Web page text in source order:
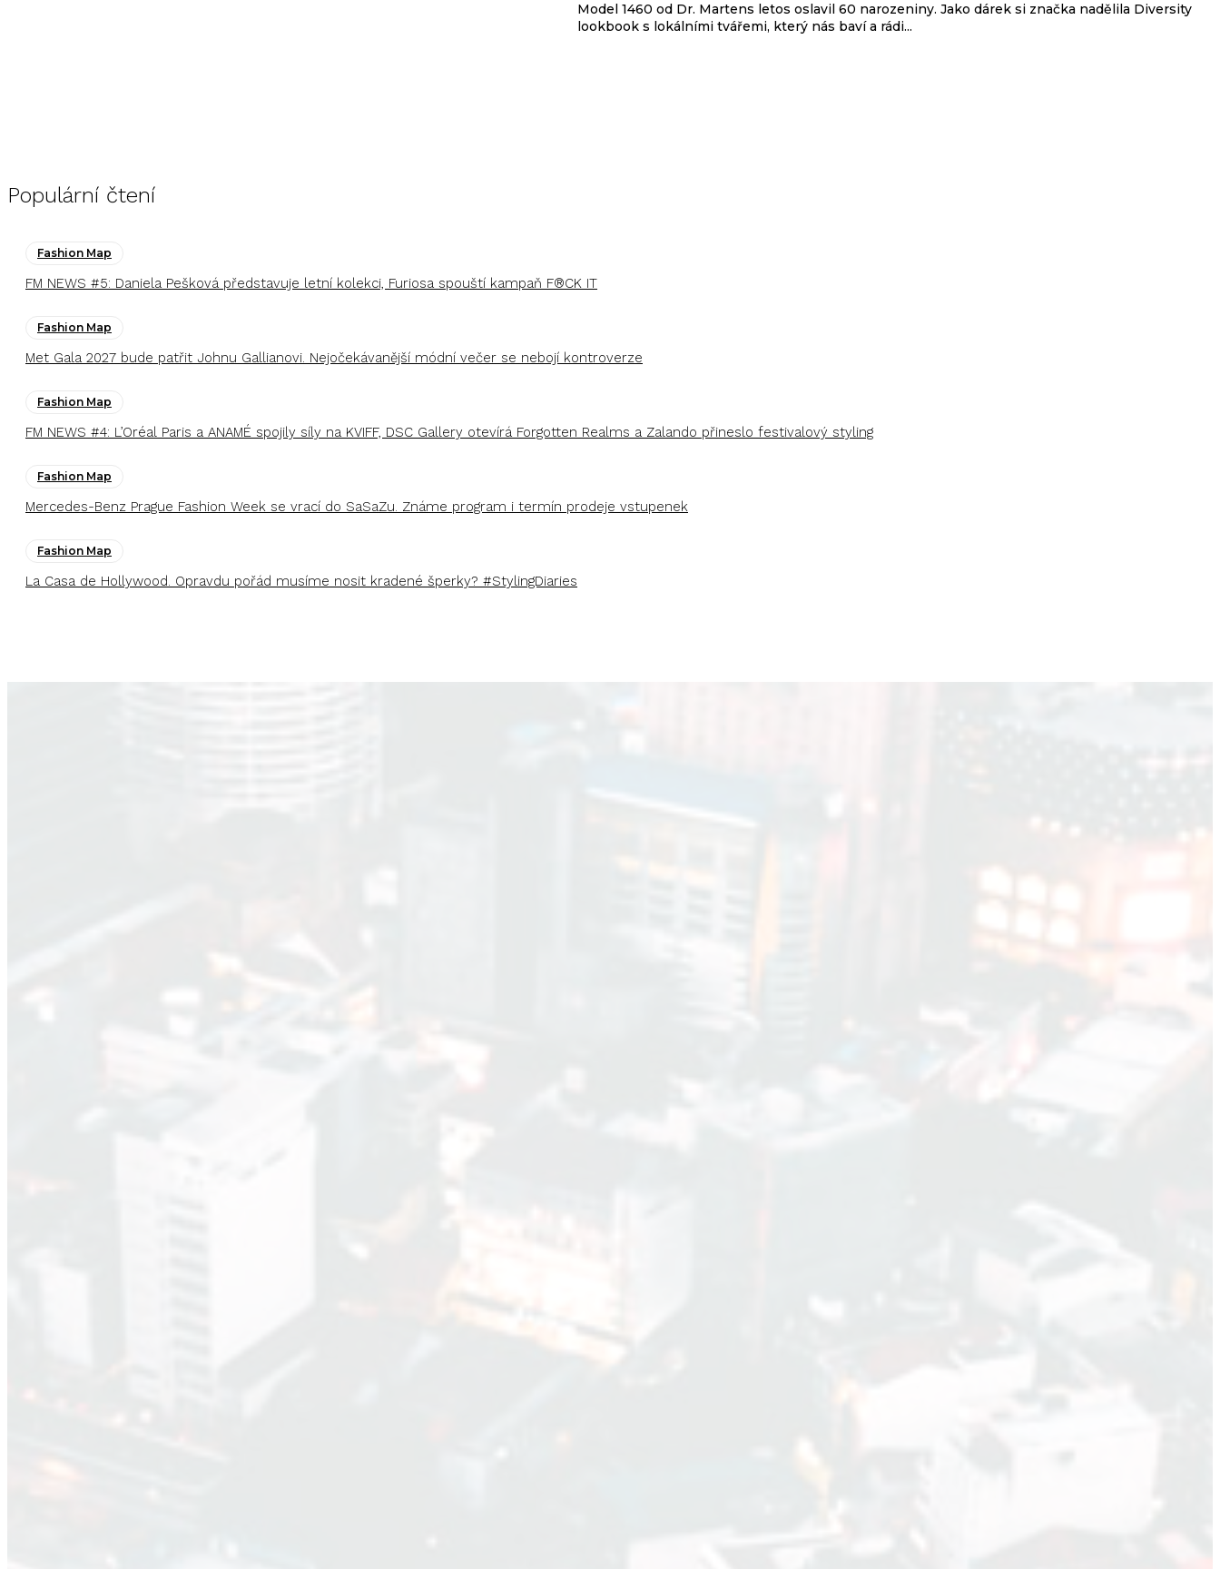
Model 1460 od Dr. Martens letos oslavil 60 narozeniny. Jako dárek si značka nadělila Diversity
lookbook s lokálními tvářemi, který nás baví a rádi...
Populární čtení
Fashion Map
FM NEWS #5: Daniela Pešková představuje letní kolekci, Furiosa spouští kampaň F®CK IT
Fashion Map
Met Gala 2027 bude patřit Johnu Gallianovi. Nejočekávanější módní večer se nebojí kontroverze
Fashion Map
FM NEWS #4: L’Oréal Paris a ANAMÉ spojily síly na KVIFF, DSC Gallery otevírá Forgotten Realms a Zalando přineslo festivalový styling
Fashion Map
Mercedes-Benz Prague Fashion Week se vrací do SaSaZu. Známe program i termín prodeje vstupenek
Fashion Map
La Casa de Hollywood. Opravdu pořád musíme nosit kradené šperky? #StylingDiaries